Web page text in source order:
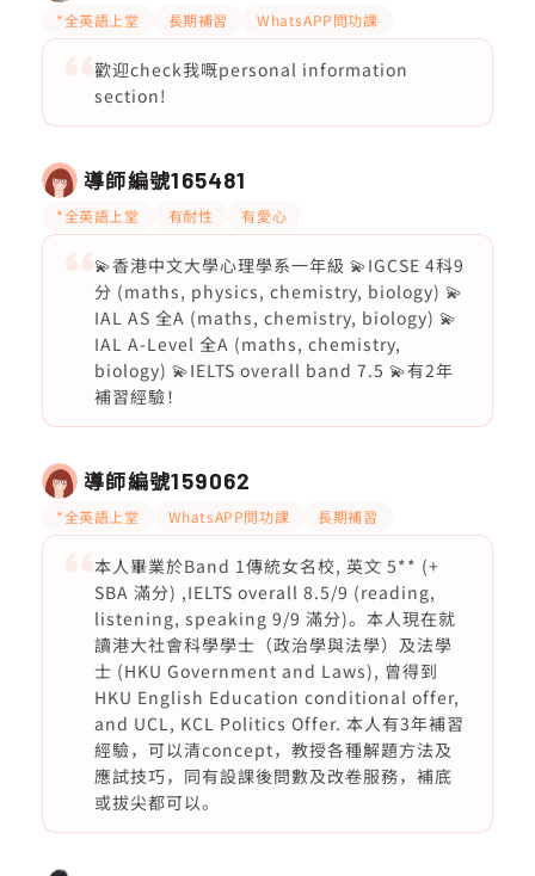
*全英語上堂 長期補習 WhatsAPP問功課
歡迎check我嘅personal information
section!
導師編號165481
*全英語上堂 有耐性 有愛心
💫香港中文大學心理學系一年級 💫IGCSE 4科9
分 (maths, physics, chemistry, biology) 💫
IAL AS 全A (maths, chemistry, biology) 💫
IAL A-Level 全A (maths, chemistry,
biology) 💫IELTS overall band 7.5 💫有2年
補習經驗！
導師編號159062
*全英語上堂 WhatsAPP問功課 長期補習
本人畢業於Band 1傳統女名校, 英文 5** (+
SBA 滿分) ,IELTS overall 8.5/9 (reading,
listening, speaking 9/9 滿分)。本人現在就
讀港大社會科學學士（政治學與法學）及法學
士 (HKU Government and Laws), 曾得到
HKU English Education conditional offer,
and UCL, KCL Politics Offer. 本人有3年補習
經驗，可以清concept，教授各種解題方法及
應試技巧，同有設課後問數及改卷服務，補底
或拔尖都可以。